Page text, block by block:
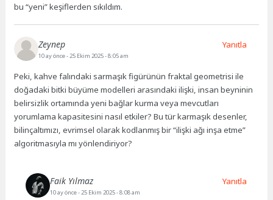
bu “yeni” keşiflerden sıkıldım.
Zeynep
10 ay önce- 25 Ekim 2025 - 8:05 am
Peki, kahve falındaki sarmaşık figürünün fraktal geometrisi ile
doğadaki bitki büyüme modelleri arasındaki ilişki, insan beyninin
belirsizlik ortamında yeni bağlar kurma veya mevcutları
yorumlama kapasitesini nasıl etkiler? Bu tür karmaşık desenler,
bilinçaltımızı, evrimsel olarak kodlanmış bir “ilişki ağı inşa etme”
algoritmasıyla mı yönlendiriyor?
Yanıtla
Faik Yılmaz
10 ay önce- 25 Ekim 2025 - 8:08 am
Yanıtla